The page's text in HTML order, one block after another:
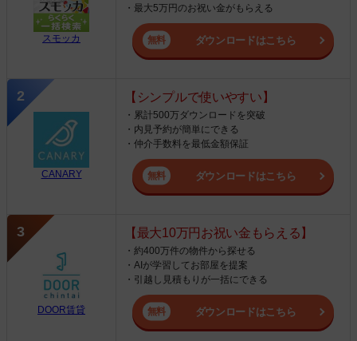
スモッカ
・最大5万円のお祝い金がもらえる
ダウンロードはこちら
CANARY
【シンプルで使いやすい】
・累計500万ダウンロードを突破
・内見予約が簡単にできる
・仲介手数料を最低金額保証
ダウンロードはこちら
DOOR賃貸
【最大10万円お祝い金もらえる】
・約400万件の物件から探せる
・AIが学習してお部屋を提案
・引越し見積もりが一括にできる
ダウンロードはこちら